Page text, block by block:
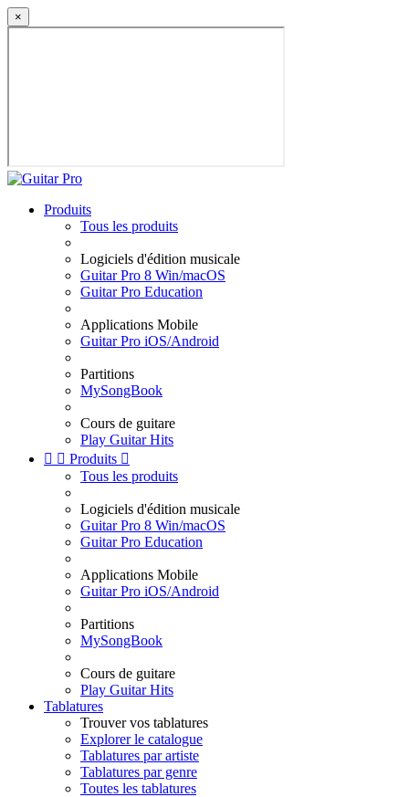
×
Produits
Tous les produits
Logiciels d'édition musicale
Guitar Pro 8 Win/macOS
Guitar Pro Education
Applications Mobile
Guitar Pro iOS/Android
Partitions
MySongBook
Cours de guitare
Play Guitar Hits
  Produits 
Tous les produits
Logiciels d'édition musicale
Guitar Pro 8 Win/macOS
Guitar Pro Education
Applications Mobile
Guitar Pro iOS/Android
Partitions
MySongBook
Cours de guitare
Play Guitar Hits
Tablatures
Trouver vos tablatures
Explorer le catalogue
Tablatures par artiste
Tablatures par genre
Toutes les tablatures